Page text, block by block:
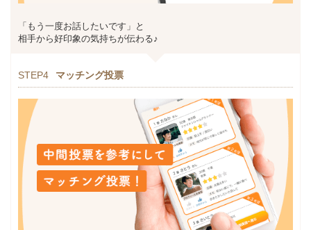
「もう一度お話したいです」と
相手から好印象の気持ちが伝わる♪
STEP4 マッチング投票